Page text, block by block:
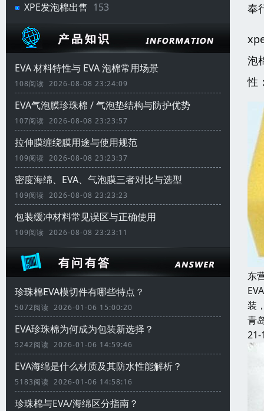
XPE发泡棉出售 153
EVA 材料特性与 EVA 泡棉常用场景
108阅读 2026-08-08 23:24:09
EVA气泡膜珍珠棉 / 气泡垫结构与防护优势
107阅读 2026-08-08 23:23:57
拉伸膜缠绕膜用途与使用规范
109阅读 2026-08-08 23:23:37
密度海绵、EVA、气泡膜三者对比与选型
109阅读 2026-08-08 23:23:23
包装缓冲材料常见误区与正确使用
109阅读 2026-08-08 23:23:11
珍珠棉EVA模切件有哪些特点？
5072阅读 2026-01-06 15:00:20
EVA珍珠棉为何成为包装新选择？
5242阅读 2026-01-06 14:59:46
EVA海绵是什么材质及其防水性能解析？
5183阅读 2026-01-06 14:58:16
珍珠棉与EVA/海绵区分指南？
奉
泡
性
东
装
青
21-